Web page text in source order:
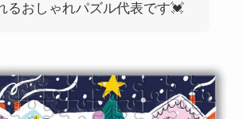
るおしゃれパズル代表です💓